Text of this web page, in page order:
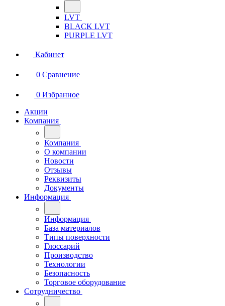
LVT
BLACK LVT
PURPLE LVT
Кабинет
0 Сравнение
0 Избранное
Акции
Компания
Компания
О компании
Новости
Отзывы
Реквизиты
Документы
Информация
Информация
База материалов
Типы поверхности
Глоссарий
Производство
Технологии
Безопасность
Торговое оборудование
Сотрудничество